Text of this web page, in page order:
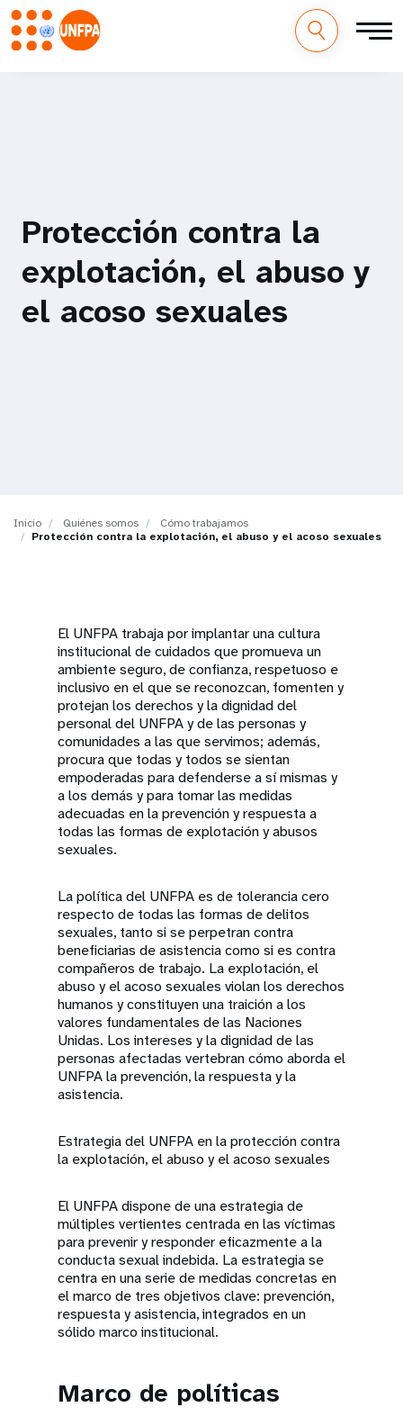
o
Protección contra la
explotación, el abuso y
el acoso sexuales
Inicio Quiénes somos
Cómo trabajamos
Protección contra la explotación, el abuso y el acoso sexuales
El UNFPA trabaja por implantar una cultura
institucional de cuidados que promueva un
ambiente seguro, de confianza, respetuoso e
inclusivo en el que se reconozcan, fomenten y
protejan los derechos y la dignidad del
personal del UNFPA y de las personas y
comunidades a las que servimos; además,
procura que todas y todos se sientan
empoderadas para defenderse a sí mismas y
a los demás y para tomar las medidas
adecuadas en la prevención y respuesta a
todas las formas de explotación y abusos
sexuales.
La política del UNFPA es de tolerancia cero
respecto de todas las formas de delitos
sexuales, tanto si se perpetran contra
beneficiarias de asistencia como si es contra
compañeros de trabajo. La explotación, el
abuso y el acoso sexuales violan los derechos
humanos y constituyen una traición a los
valores fundamentales de las Naciones
Unidas. Los intereses y la dignidad de las
personas afectadas vertebran cómo aborda el
UNFPA la prevención, la respuesta y la
asistencia.
Estrategia del UNFPA en la protección contra
la explotación, el abuso y el acoso sexuales
El UNFPA dispone de una estrategia de
múltiples vertientes centrada en las víctimas
para prevenir y responder eficazmente a la
conducta sexual indebida. La estrategia se
centra en una serie de medidas concretas en
el marco de tres objetivos clave: prevención,
respuesta y asistencia, integrados en un
sólido marco institucional.
Marco de políticas